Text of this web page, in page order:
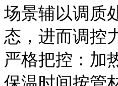
场景辅以调质
态，进而调控
严格把控：加